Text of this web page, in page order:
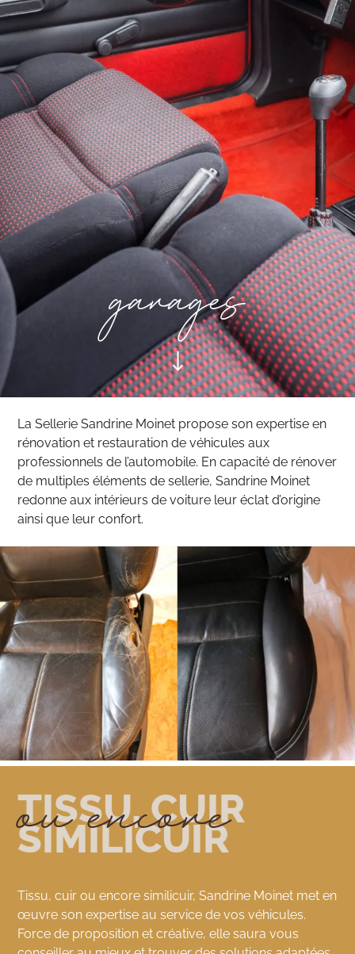
garages
La Sellerie Sandrine Moinet propose son expertise en
rénovation et restauration de véhicules aux
professionnels de l’automobile. En capacité de rénover
de multiples éléments de sellerie, Sandrine Moinet
redonne aux intérieurs de voiture leur éclat d’origine
ainsi que leur confort.
TISSU, CUIR
ou encore
SIMILICUIR
Tissu, cuir ou encore similicuir, Sandrine Moinet met en
œuvre son expertise au service de vos véhicules.
Force de proposition et créative, elle saura vous